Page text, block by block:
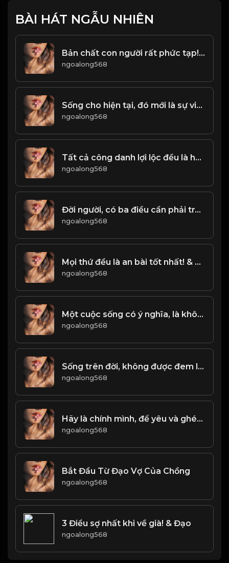
BÀI HÁT NGẪU NHIÊN
Bản chất con người rất phức tạp! & Đạo
ngoalong568
Sống cho hiện tại, đó mới là sự viên mãn lớn nhất của đời người! & Đạo
ngoalong568
Tất cả công danh lợi lộc đều là hư ảo! & Đạo
ngoalong568
Đời người, có ba điều cần phải tránh xa! Đạo
ngoalong568
Mọi thứ đều là an bài tốt nhất! & Đạo
ngoalong568
Một cuộc sống có ý nghĩa, là không ngừng tìm kiếm đam mê, động lực để phấn đấu...! & Đạo
ngoalong568
Sống trên đời, không được đem lòng tham tranh giành công danh lợi lộc! & Đạo
ngoalong568
Hãy là chính mình, để yêu và ghét được tự do! & Đạo
ngoalong568
Bắt Đầu Từ Đạo Vợ Của Chồng
ngoalong568
3 Điều sợ nhất khi về già! & Đạo
ngoalong568